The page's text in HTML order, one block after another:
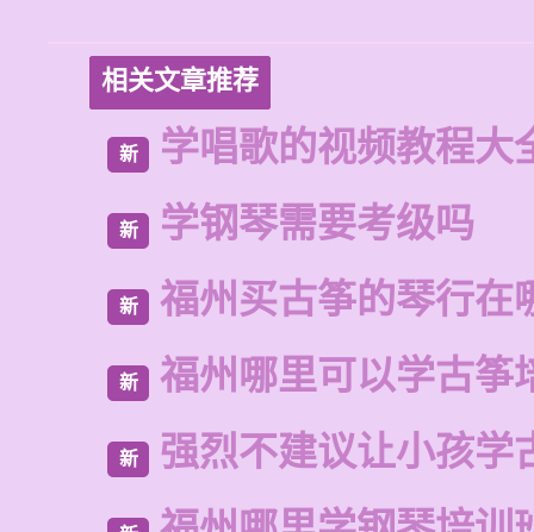
相关文章推荐
新 学唱歌的视频教程大
新 学钢琴需要考级吗
新 福州买古筝的琴行在
新 福州哪里可以学古筝
新 强烈不建议让小孩学